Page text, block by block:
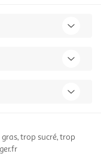
trop sucré, trop